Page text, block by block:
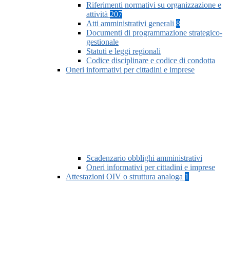
Riferimenti normativi su organizzazione e
attività 207
Atti amministrativi generali 8
Documenti di programmazione strategico-
gestionale
Statuti e leggi regionali
Codice disciplinare e codice di condotta
Oneri informativi per cittadini e imprese
Scadenzario obblighi amministrativi
Oneri informativi per cittadini e imprese
Attestazioni OIV o struttura analoga 1